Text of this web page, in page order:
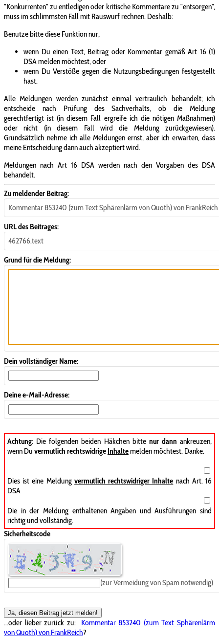
"Konkurrenten" zu entledigen oder kritische Kommentare zu "entsorgen",
muss im schlimmsten Fall mit Rauswurf rechnen. Deshalb:
Benutze bitte diese Funktion nur,
wenn Du einen Text, Beitrag oder Kommentar gemäß Art 16 (1)
DSA melden möchtest, oder
wenn Du Verstöße gegen die Nutzungsbedingungen festgestellt
hast.
Alle Meldungen werden zunächst einmal vertraulich behandelt; ich
entscheide nach Prüfung des Sachverhalts, ob die Meldung
gerechtfertigt ist (in diesem Fall ergreife ich die nötigen Maßnahmen)
oder nicht (in diesem Fall wird die Meldung zurückgewiesen).
Grundsätzlich nehme ich alle Meldungen ernst, aber ich erwarten, dass
meine Entscheidung dann auch akzeptiert wird.
Meldungen nach Art 16 DSA werden nach den Vorgaben des DSA
behandelt.
Zu meldender Beitrag:
Kommentar 853240 (zum Text Sphärenlärm von Quoth) von FrankReich
URL des Beitrages:
462766.text
Grund für die Meldung:
Dein vollständiger Name:
Deine e-Mail-Adresse:
Achtung: Die folgenden beiden Häkchen bitte nur dann ankreuzen,
wenn Du vermutlich rechtswidrige Inhaltemelden möchtest. Danke.
Dies ist eine Meldung vermutlich rechtswidriger Inhalte nach Art. 16
DSA
Die in der Meldung enthaltenen Angaben und Ausführungen sind
richtig und vollständig.
Sicherheitscode
(zur Vermeidung von Spam notwendig)
Ja, diesen Beitrag jetzt melden!
...oder lieber zurück zu:
Kommentar 853240 (zum Text Sphärenlärm
von Quoth) von FrankReich?